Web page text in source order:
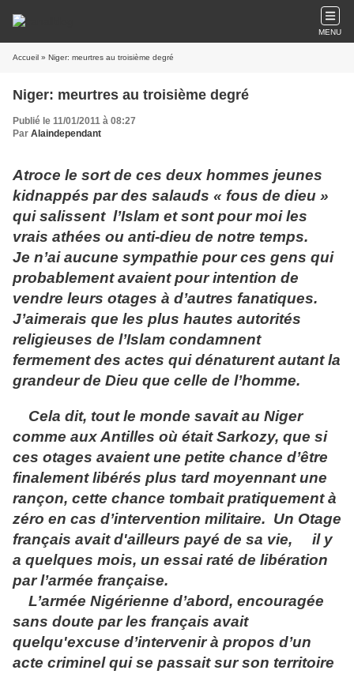
MENU
Accueil » Niger: meurtres au troisième degré
Niger: meurtres au troisième degré
Publié le 11/01/2011 à 08:27
Par Alaindependant
Atroce le sort de ces deux hommes jeunes
kidnappés par des salauds « fous de dieu »
qui salissent l’Islam et sont pour moi les
vrais athées ou anti-dieu de notre temps.
Je n’ai aucune sympathie pour ces gens qui
probablement avaient pour intention de
vendre leurs otages à d’autres fanatiques.
J’aimerais que les plus hautes autorités
religieuses de l’Islam condamnent
fermement des actes qui dénaturent autant la
grandeur de Dieu que celle de l’homme.
Cela dit, tout le monde savait au Niger
comme aux Antilles où était Sarkozy, que si
ces otages avaient une petite chance d’être
finalement libérés plus tard moyennant une
rançon, cette chance tombait pratiquement à
zéro en cas d’intervention militaire. Un Otage
français avait d'ailleurs payé de sa vie, il y
a quelques mois, un essai raté de libération
par l’armée française.
L’armée Nigérienne d’abord, encouragée
sans doute par les français avait
quelqu'excuse d’intervenir à propos d’un
acte criminel qui se passait sur son territoire